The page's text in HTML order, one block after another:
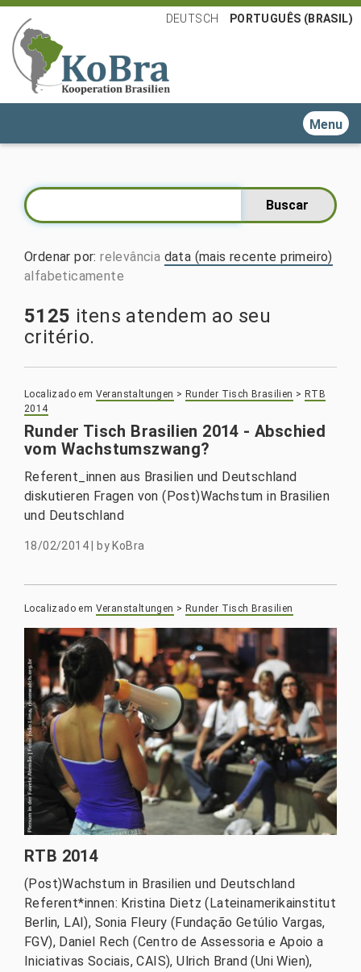
DEUTSCH PORTUGUÊS (BRASIL)
Toggle
Ordenar por:relevância data (mais recente primeiro)
alfabeticamente
5125 itens atendem ao seu
critério.
Localizado em Veranstaltungen > Runder Tisch Brasilien > RTB
2014
Runder Tisch Brasilien 2014 - Abschied
vom Wachstumszwang?
Referent_innen aus Brasilien und Deutschland
diskutieren Fragen von (Post)Wachstum in Brasilien
und Deutschland
18/02/2014 by KoBra
Localizado em Veranstaltungen > Runder Tisch Brasilien
RTB 2014
(Post)Wachstum in Brasilien und Deutschland
Referent*innen: Kristina Dietz (Lateinamerikainstitut
Berlin, LAI), Sonia Fleury (Fundação Getúlio Vargas,
FGV), Daniel Rech (Centro de Assessoria e Apoio a
Iniciativas Sociais, CAIS), Ulrich Brand (Uni Wien),